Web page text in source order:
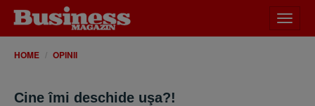
meniu
HOME OPINII
Cine îmi deschide uşa?!